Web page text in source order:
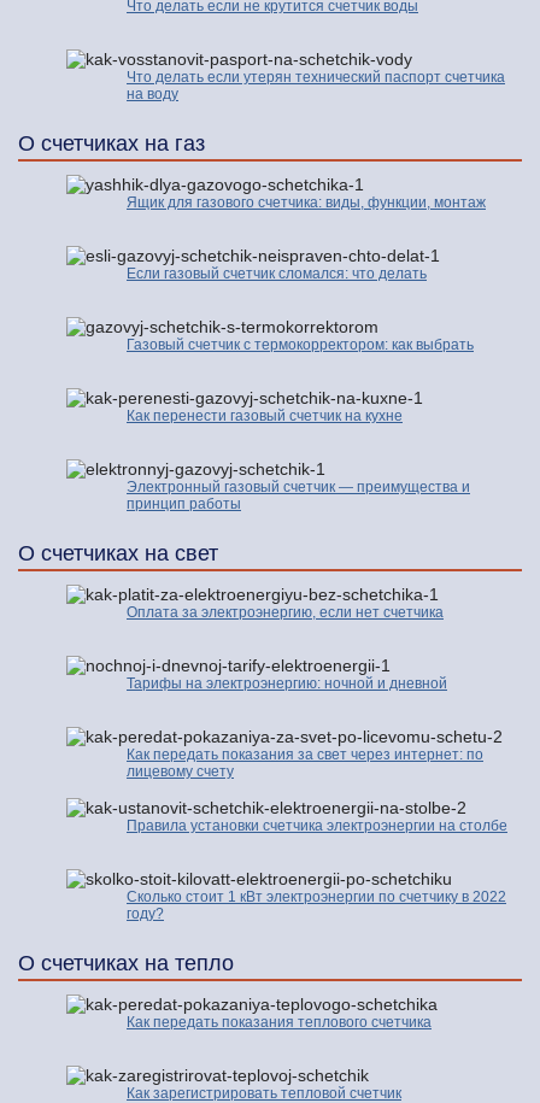
Что делать если не крутится счетчик воды
Что делать если утерян технический паспорт счетчика
на воду
О счетчиках на газ
Ящик для газового счетчика: виды, функции, монтаж
Если газовый счетчик сломался: что делать
Газовый счетчик с термокорректором: как выбрать
Как перенести газовый счетчик на кухне
Электронный газовый счетчик — преимущества и
принцип работы
О счетчиках на свет
Оплата за электроэнергию, если нет счетчика
Тарифы на электроэнергию: ночной и дневной
Как передать показания за свет через интернет: по
лицевому счету
Правила установки счетчика электроэнергии на столбе
Сколько стоит 1 кВт электроэнергии по счетчику в 2022
году?
О счетчиках на тепло
Как передать показания теплового счетчика
Как зарегистрировать тепловой счетчик